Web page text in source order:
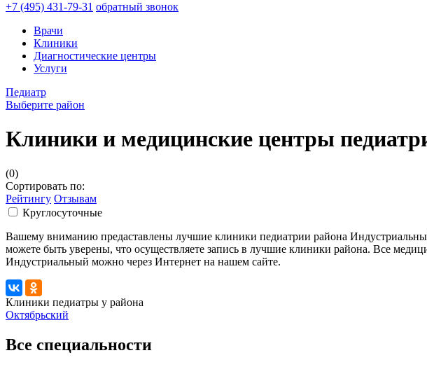
+7 (495) 431-79-31 обратный звонок
Врачи
Клиники
Диагностические центры
Услуги
Педиатр
Выберите район
Клиники и медицинские центры
(0)
Сортировать по:
Рейтингу Отзывам
Круглосуточные
Вашему вниманию предаставлены лучшие клиники педиатрии района
можете быть уверены, что осуществляете запись в лучшие клиники района. Все
Индустриальный можно через Интернет на нашем сайте.
Клиники педиатры у района
Октябрьский
Все специальности